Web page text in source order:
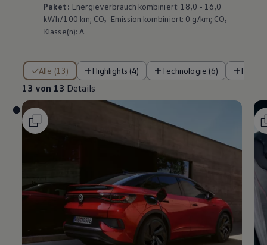
Paket: Energieverbrauch kombiniert: 18,0 - 16,0
kWh/100 km; CO₂-Emission kombiniert: 0 g/km; CO₂-
Klasse(n): A.
Alle (13) Highlights (4) Technologie (6)
13 von 13 Details
13 von 13 Details